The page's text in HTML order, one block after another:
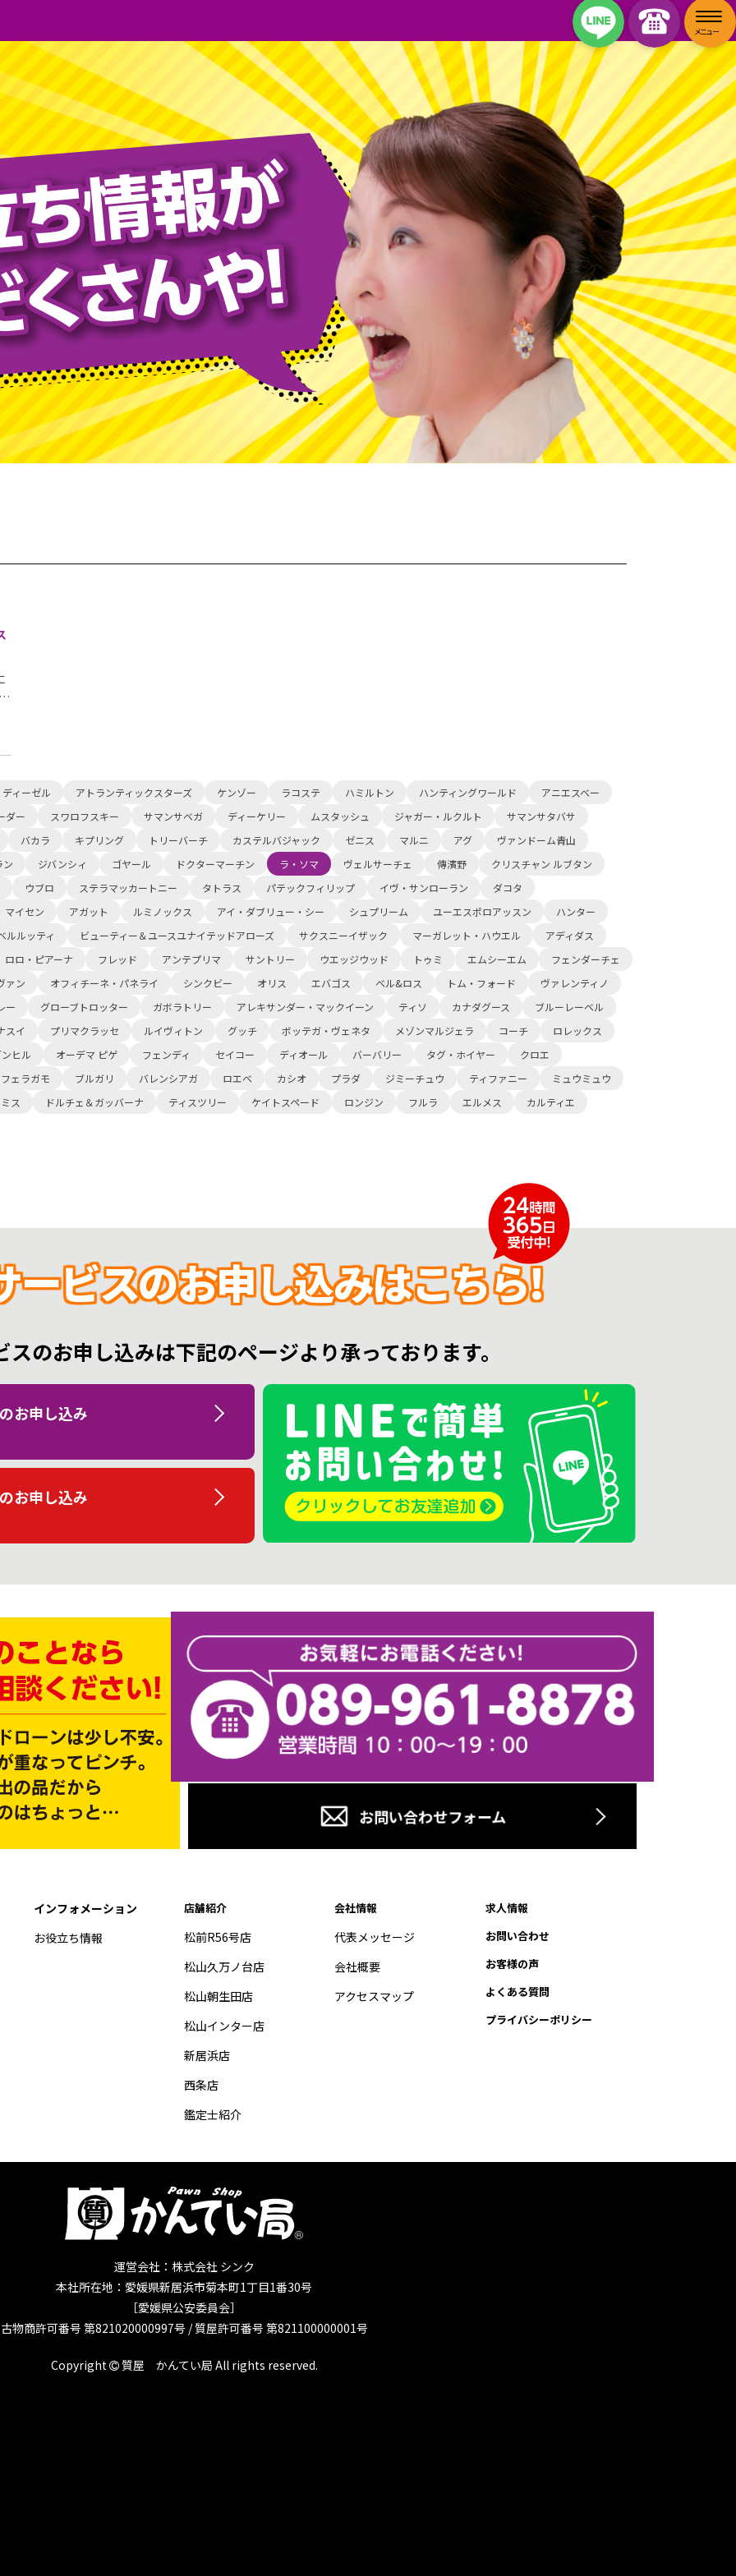
ディーゼル アトランティックスターズ ケンゾー ラコステ ハミルトン ハンティングワールド
アニエスベー
ダー
スワロフスキー サマンサベガ ディーケリー ムスタッシュ ジャガー・ルクルト
サマンサタバサ
バカラ
キプリング トリーバーチ カステルバジャック ゼニス マルニ アグ
ヴァンドーム青山
ン
ジバンシィ ゴヤール ドクターマーチン ラ・ソマ ヴェルサーチェ 傳濱野
クリスチャン ルブタン
ウブロ
ステラマッカートニー タトラス パテックフィリップ イヴ・サンローラン
ダコタ
マイセン
アガット ルミノックス アイ・ダブリュー・シー シュプリーム ユーエスポロアッスン
ハンター
ルルッティ
ビューティー＆ユースユナイテッドアローズ サクスニーイザック マーガレット・ハウエル
アディダス
ロロ・ピアーナ
フレッド アンテプリマ サントリー ウエッジウッド トゥミ エムシーエム
フェンダーチェ
ァン
オフィチーネ・パネライ シンクビー オリス エバゴス ベル&ロス トム・フォード
ヴァレンティノ
ー
グローブトロッター ガボラトリー アレキサンダー・マックイーン ティソ カナダグース
ブルーレーベル
スイ
プリマクラッセ ルイヴィトン グッチ ボッテガ・ヴェネタ メゾンマルジェラ コーチ
ロレックス
ヒル
オーデマ ピゲ フェンディ セイコー ディオール バーバリー タグ・ホイヤー
クロエ
ェラガモ
ブルガリ バレンシアガ ロエベ カシオ プラダ ジミーチュウ ティファニー
ミュウミュウ
ス
ドルチェ＆ガッバーナ ティスツリー ケイトスペード ロンジン フルラ エルメス カルティエ
ービスのお申し込みはこちら!
スのお申し込みは下記のページより承っております。
お申し込み
お申し込み
お問い合わせフォーム
インフォメーション
お役立ち情報
店舗紹介
松前R56号店
松山久万ノ台店
松山朝生田店
松山インター店
新居浜店
西条店
鑑定士紹介
会社情報
代表メッセージ
会社概要
アクセスマップ
求人情報
お問い合わせ
お客様の声
よくある質問
プライバシーポリシー
運営会社：株式会社 シンク
本社所在地：愛媛県新居浜市菊本町1丁目1番30号
［愛媛県公安委員会］
古物商許可番号 第821020000997号 /質屋許可番号 第821100000001号
Copyright 質屋 かんてい局 All rights reserved.